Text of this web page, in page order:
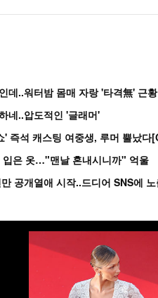
데..워터밤 몸매 자랑 '타격無' 근황
네..압도적인 '글래머'
입은 옷…"맨날 혼내시니까" 억울